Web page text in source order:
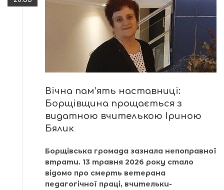
Вічна пам’ять наставниці:
Борщівщина прощається з
видатною вчителькою Іриною
Бялик
Борщівська громада зазнала непоправної
втрати. 13 травня 2026 року стало
відомо про смерть ветерана
педагогічної праці, вчительки-